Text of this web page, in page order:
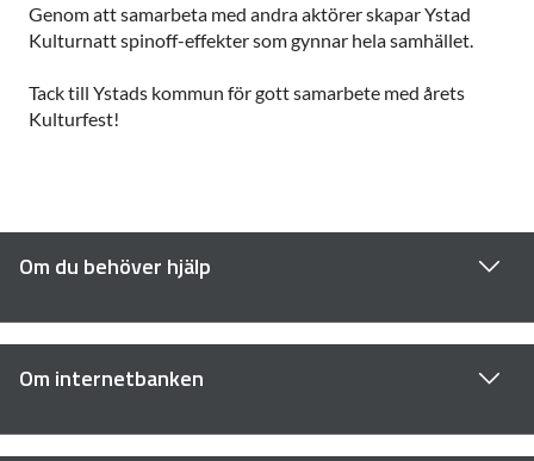
Genom att samarbeta med andra aktörer skapar Ystad
Kulturnatt spinoff-effekter som gynnar hela samhället.
Tack till Ystads kommun för gott samarbete med årets
Kulturfest!
Om du behöver hjälp
Om internetbanken